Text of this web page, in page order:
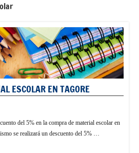
ESCOLAR EN TAGORE
del 5% en la compra de material escolar en
se realizará un descuento del 5% …